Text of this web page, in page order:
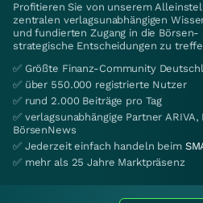
Profitieren Sie von unserem
zentralen verlagsunabhängigen
und fundierten Zugang in die
strategische Entscheidungen zu
✅ Größte Finanz-Community
✅ über 550.000 registrierte Nutzer
✅ rund 2.000 Beiträge pro Tag
✅ verlagsunabhängige Partner
BörsenNews
✅ Jederzeit einfach handeln beim
✅ mehr als 25 Jahre Marktpräsenz